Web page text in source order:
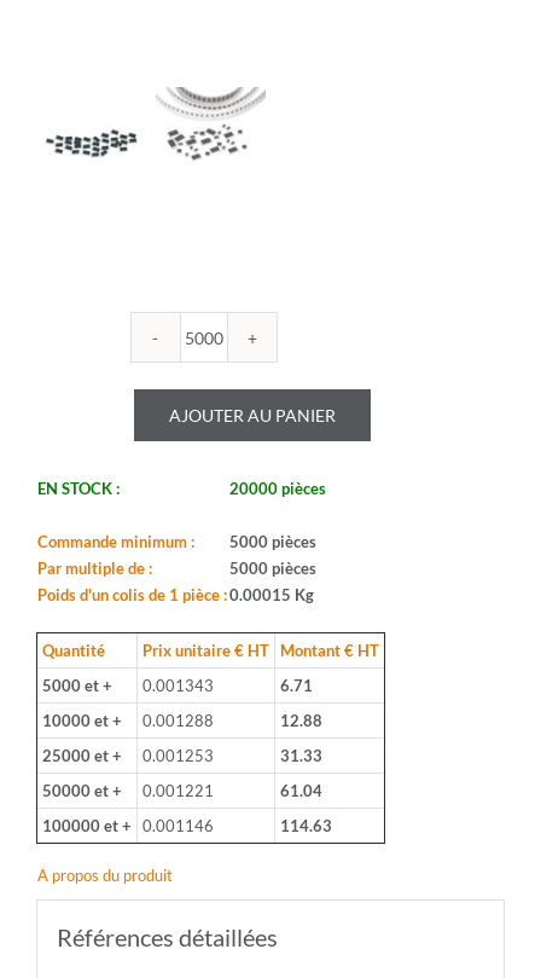
quantité
ROYALOHM
-
R0805B
Boitier:
0805
-
60,4ohm
-
Tol.:
1%
-
Puis.:
1/8W-
S
-
-
Cdt.:
5000
AJOUTER AU PANIER
EN STOCK : 20000 pièces
Commande minimum :
5000 pièces
Par multiple de :
5000 pièces
Poids d'un colis de 1 pièce :0.00015 Kg
Quantité Prix unitaire € HT
Montant € HT
5000 et +
0.001343
6.71
10000 et +
0.001288
12.88
25000 et +
0.001253
31.33
50000 et +
0.001221
61.04
100000 et +
0.001146 114.63
A propos du produit
Références détaillées